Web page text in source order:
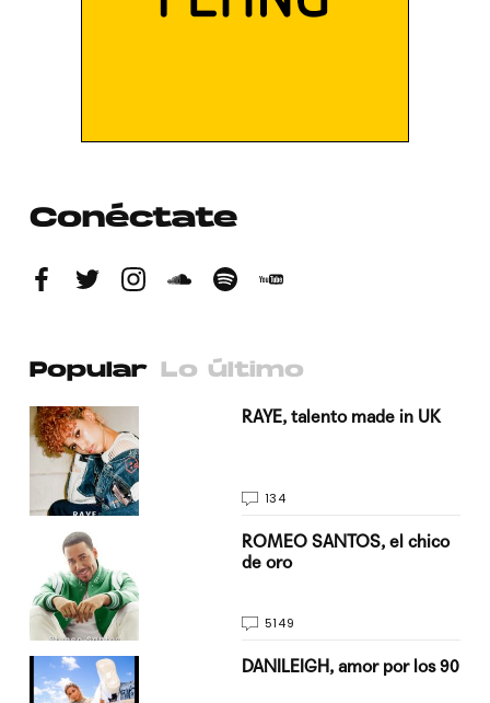
Conéctate
Popular Lo último
RAYE, talento made in UK
134
ROMEO SANTOS, el chico
de oro
5149
DANILEIGH, amor por los 90